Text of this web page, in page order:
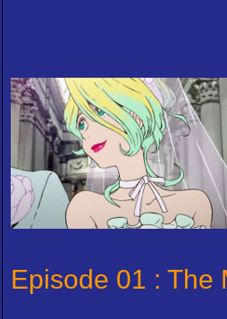
Episode 01 : The